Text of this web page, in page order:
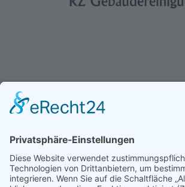
E-MAIL
info@rzreinigung.de